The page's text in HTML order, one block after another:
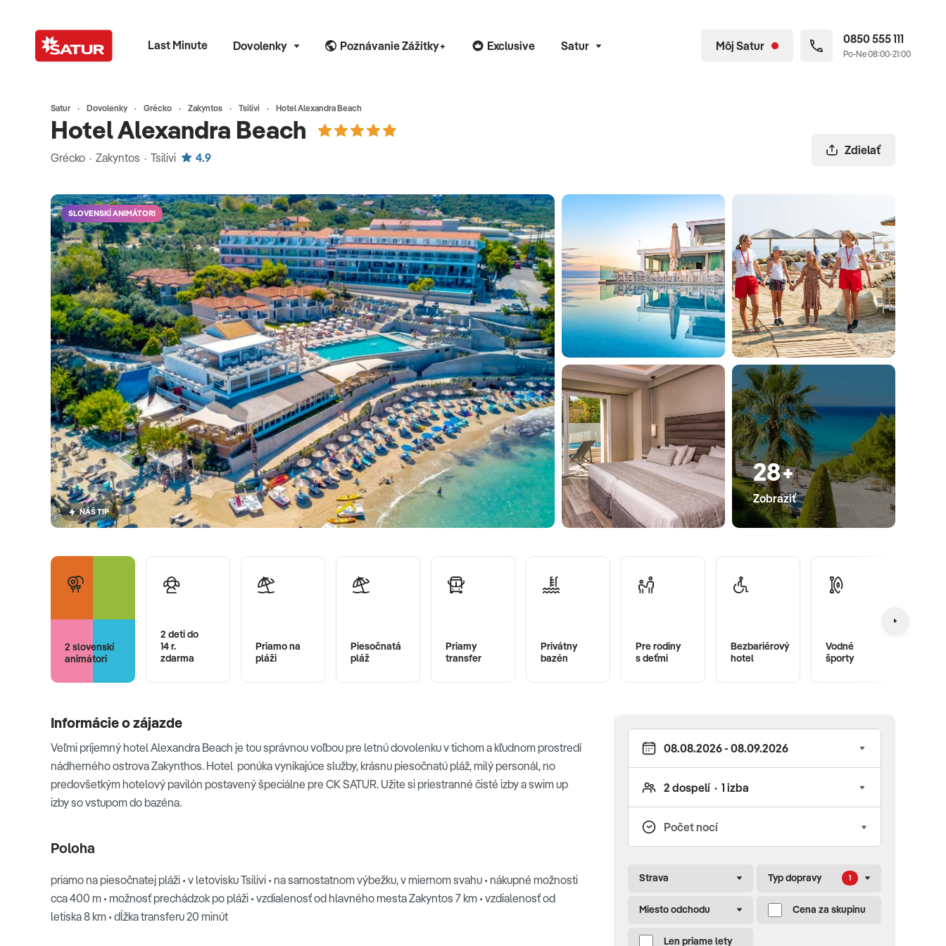
Last Minute Dovolenky Poznávanie Zážitky+ Exclusive Satur Môj Satur 0850 555 111
Po-Ne 08:00-21:00
Satur Dovolenky Grécko Zakyntos Tsilivi Hotel Alexandra Beach
Hotel Alexandra Beach
Grécko · Zakyntos · Tsilivi 4.9
Zdielať
SLOVENSKÍ ANIMÁTORI
NÁŠ TIP
28+
Zobraziť
2 slovenskí
animátori
2 deti do
14 r.
zdarma
Priamo na
pláži
Piesočnatá
pláž
Priamy
transfer
Privátny
bazén
Pre rodiny
s deťmi
Bezbariérový
hotel
Vodné
športy
Strava Typ dopravy 1
Miesto odchodu Cena za skupinu
Len priame lety
Informácie o zájazde
Veľmi príjemný hotel Alexandra Beach je tou správnou voľbou pre letnú dovolenku v tichom a kľudnom prostredí
nádherného ostrova Zakynthos. Hotel ponúka vynikajúce služby, krásnu piesočnatú pláž, milý personál, no
predovšetkým hotelový pavilón postavený špeciálne pre CK SATUR. Užite si priestranné čisté izby a swim up
izby so vstupom do bazéna.
Poloha
priamo na piesočnatej pláži • v letovisku Tsilivi • na samostatnom výbežku, v miernom svahu • nákupné možnosti
cca 400 m • možnosť prechádzok po pláži • vzdialenosť od hlavného mesta Zakyntos 7 km • vzdialenosť od
letiska 8 km • dĺžka transferu 20 minút